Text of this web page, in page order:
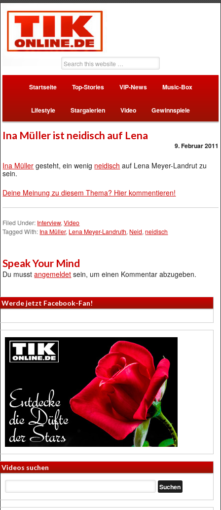
Startseite Top-Stories VIP-News Music-Box
Lifestyle Stargalerien Video Gewinnspiele
Ina Müller ist neidisch auf Lena
9. Februar 2011
Ina Müller gesteht, ein wenig neidisch auf Lena Meyer-Landrut zu
sein.
Deine Meinung zu diesem Thema? Hier kommentieren!
Filed Under: Interview,Video
Tagged With: Ina Müller, Lena Meyer-Landruth, Neid,neidisch
Speak Your Mind
Du musstangemeldet sein, um einen Kommentar abzugeben.
Werde jetzt Facebook-Fan!
Videos suchen